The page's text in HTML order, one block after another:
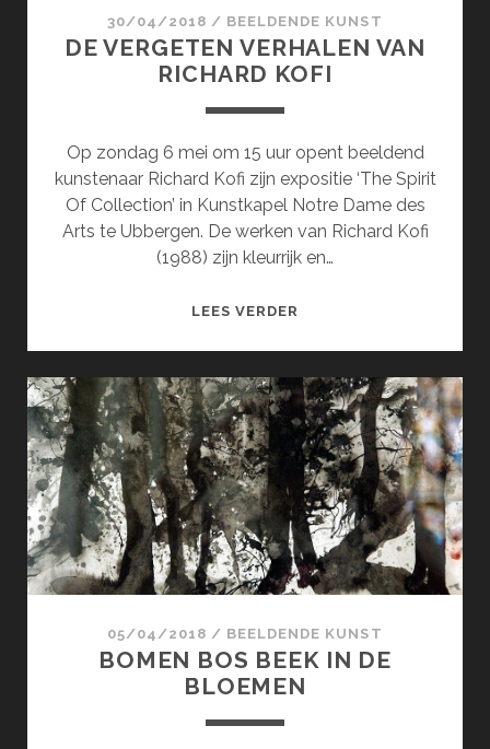
30/04/2018 / BEELDENDE KUNST
DE VERGETEN VERHALEN VAN
RICHARD KOFI
Op zondag 6 mei om 15 uur opent beeldend
kunstenaar Richard Kofi zijn expositie ‘The Spirit
Of Collection’ in Kunstkapel Notre Dame des
Arts te Ubbergen. De werken van Richard Kofi
(1988) zijn kleurrijk en…
LEES VERDER
VAN
RICHARD
KOFI
05/04/2018 / BEELDENDE KUNST
BOMEN BOS BEEK IN DE
BLOEMEN